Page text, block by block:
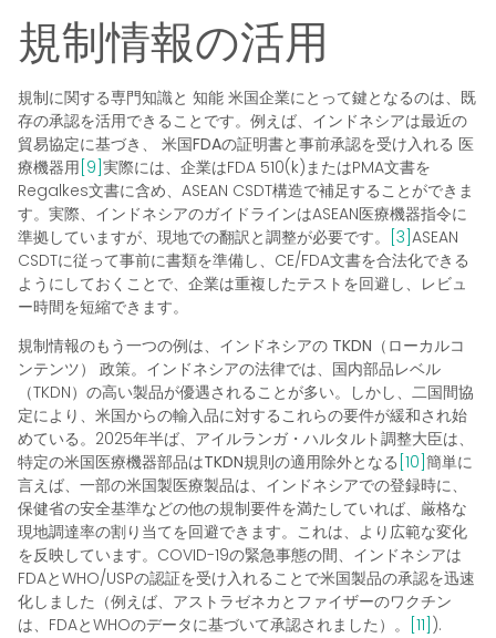
規制情報の活用
規制に関する専門知識と 知能 米国企業にとって鍵となるのは、既
存の承認を活用できることです。例えば、インドネシアは最近の
貿易協定に基づき、 米国FDAの証明書と事前承認を受け入れる 医
療機器用 [9] 実際には、企業はFDA 510(k)またはPMA文書を
Regalkes文書に含め、ASEAN CSDT構造で補足することができま
す。実際、インドネシアのガイドラインはASEAN医療機器指令に
準拠していますが、現地での翻訳と調整が必要です。
[3] ASEAN
CSDTに従って事前に書類を準備し、CE/FDA文書を合法化できる
ようにしておくことで、企業は重複したテストを回避し、レビュ
ー時間を短縮できます。
規制情報のもう一つの例は、インドネシアの TKDN（ローカルコ
ンテンツ）
政策。インドネシアの法律では、国内部品レベル
（TKDN）の高い製品が優遇されることが多い。しかし、二国間協
定により、米国からの輸入品に対するこれらの要件が緩和され始
めている。2025年半ば、アイルランガ・ハルタルト調整大臣は、
特定の米国医療機器部品はTKDN規則の適用除外となる [10] 簡単に
言えば、一部の米国製医療製品は、インドネシアでの登録時に、
保健省の安全基準などの他の規制要件を満たしていれば、厳格な
現地調達率の割り当てを回避できます。これは、より広範な変化
を反映しています。COVID-19の緊急事態の間、インドネシアは
FDAとWHO/USPの認証を受け入れることで米国製品の承認を迅速
化しました（例えば、アストラゼネカとファイザーのワクチン
は、FDAとWHOのデータに基づいて承認されました）。
[11] ).